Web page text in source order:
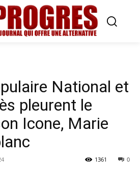
National et
pleurent le
Icone, Marie
0
1361